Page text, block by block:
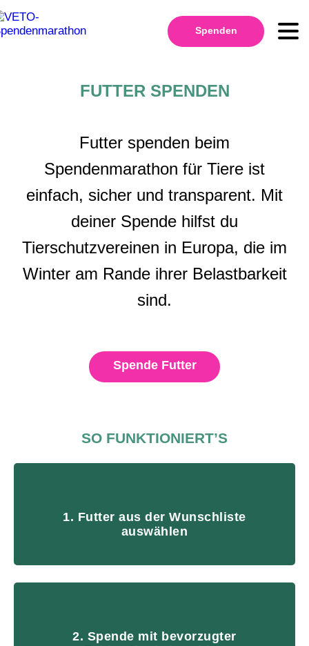
Spenden
FUTTER SPENDEN
Futter spenden beim
Spendenmarathon für Tiere ist
einfach, sicher und transparent. Mit
deiner Spende hilfst du
Tierschutzvereinen in Europa, die im
Winter am Rande ihrer Belastbarkeit
sind.
Spende Futter
SO FUNKTIONIERT’S
1. Futter aus der Wunschliste
auswählen
2. Spende mit bevorzugter